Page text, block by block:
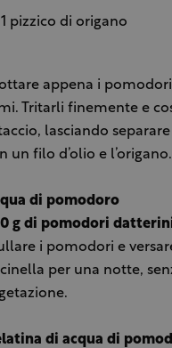
1 pizzico di origano
appena i
Tritarli finemente e
lasciando
un filo d’olio e l’origano.
di pomodoro
g di pomodori
i pomodori e
per una notte,
di acqua di